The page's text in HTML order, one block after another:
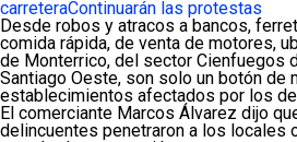
carreteraContinuarán las protestas
Desde robos y atracos a bancos,
comida rápida, de venta de motores,
de Monterrico, del sector Cienfuegos
Santiago Oeste, son solo un botón de
establecimientos afectados por los
El comerciante Marcos Álvarez dijo
delincuentes penetraron a los locales